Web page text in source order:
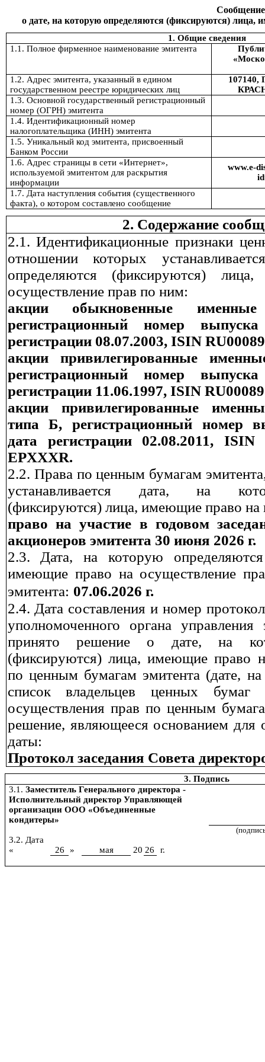
о дате, на которую определяются (фиксируются)
1. Общие сведения
1.1. Полное фирменное наименование эмитента
1.2. Адрес эмитента, указанный в едином
государственном реестре юридических лиц
1.3. Основной государственный регистрационный
номер (ОГРН) эмитента
1.4. Идентификационный номер
налогоплательщика (ИНН) эмитента
1.5. Уникальный код эмитента, присвоенный
Банком России
1.6. Адрес страницы в сети «Интернет»,
используемой эмитентом для раскрытия
информации
www.e-
1.7. Дата наступления события (существенного
факта), о котором составлено сообщение
2. Содержание
2.1. Идентификационные признаки
отношении которых
определяются (фиксируются)
осуществление прав по ним:
акции обыкновенные именные
регистрационный номер
регистрации 08.07.2003, ISIN
акции привилегированные
регистрационный номер
регистрации 11.06.1997, ISIN
акции привилегированные
типа Б, регистрационный номер
дата регистрации 02.08.2011,
EPXXXR.
2.2. Права по ценным бумагам
устанавливается дата, на
(фиксируются) лица, имеющие право на
право на участие в годовом
акционеров эмитента 30 июня 2026 г.
2.3. Дата, на которую
имеющие право на осуществление
эмитента: 07.06.2026 г.
2.4. Дата составления и номер
уполномоченного органа
принято решение о дате, на
(фиксируются) лица, имеющие право
по ценным бумагам эмитента (дате, на
список владельцев ценных бумаг
осуществления прав по ценным
решение, являющееся основанием для
даты:
Протокол заседания Совета
3. Подпись
3.1. Заместитель Генерального директора -
Исполнительный директор Управляющей
организации ООО «Объединенные
кондитеры»
3.2. Дата
«
26 » мая 20 26 г.